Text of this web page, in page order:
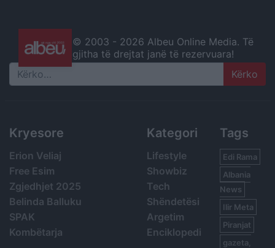
© 2003 - 2026 Albeu Online Media. Të
gjitha të drejtat janë të rezervuara!
Search
Kryesore
Erion Veliaj
Free Esim
Zgjedhjet 2025
Belinda Balluku
SPAK
Kombëtarja
Kategori
Lifestyle
Showbiz
Tech
Shëndetësi
Argetim
Enciklopedi
Tags
Edi Rama
Albania
News
Ilir Meta
Piranjat
gazeta,